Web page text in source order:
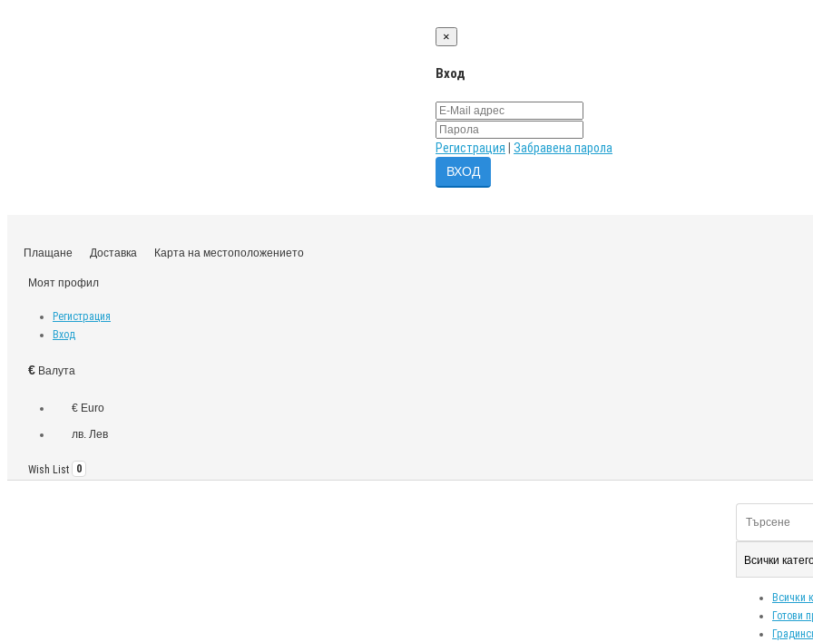
×
Вход
Регистрация Забравена парола
Плащане Доставка Карта на местоположението
Моят профил
Регистрация
Вход
€ Валута
€ Euro
лв. Лев
Wish List 0
Всички
Всички
Готови